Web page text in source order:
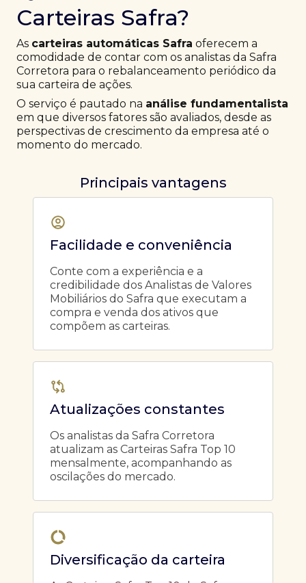
Carteiras Safra?
As carteiras automáticas Safra oferecem a
comodidade de contar com os analistas da Safra
Corretora para o rebalanceamento periódico da
sua carteira de ações.
O serviço é pautado na análise fundamentalista
em que diversos fatores são avaliados, desde as
perspectivas de crescimento da empresa até o
momento do mercado.
Principais vantagens
Facilidade e conveniência
Conte com a experiência e a
credibilidade dos Analistas de Valores
Mobiliários do Safra que executam a
compra e venda dos ativos que
compõem as carteiras.
Atualizações constantes
Os analistas da Safra Corretora
atualizam as Carteiras Safra Top 10
mensalmente, acompanhando as
oscilações do mercado.
Diversificação da carteira